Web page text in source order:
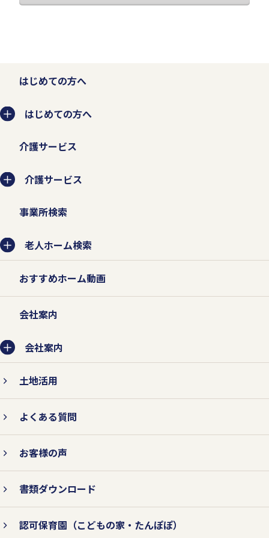
はじめての方へ
はじめての方へ
介護サービス
介護サービス
事業所検索
老人ホーム検索
おすすめホーム動画
会社案内
会社案内
土地活用
よくある質問
お客様の声
書類ダウンロード
認可保育園 （こどもの家・たんぽぽ）